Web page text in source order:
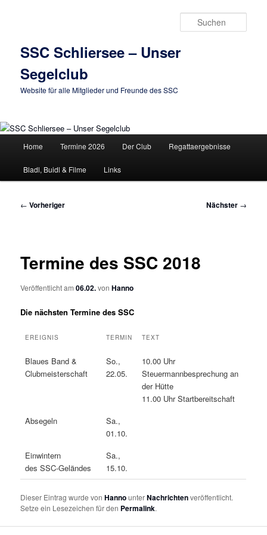
SSC Schliersee – Unser
Segelclub
Website für alle Mitglieder und Freunde des SSC
Home Termine 2026 Der Club Regattaergebnisse
Bladl, Buidl & Filme Links
Beitragsnavigation
← Vorheriger Nächster →
Termine des SSC 2018
Veröffentlicht am06.02.vonHanno
Die nächsten Termine des SSC
EREIGNIS TERMIN TEXT
Blaues Band &
Clubmeisterschaft
So.,
22.05.
10.00 Uhr
Steuermannbesprechung an
der Hütte
11.00 Uhr Startbereitschaft
Absegeln
Sa.,
01.10.
Einwintern
des SSC-Geländes
Sa.,
15.10.
Dieser Eintrag wurde vonHannounterNachrichtenveröffentlicht.
Setze ein Lesezeichen für den Permalink.